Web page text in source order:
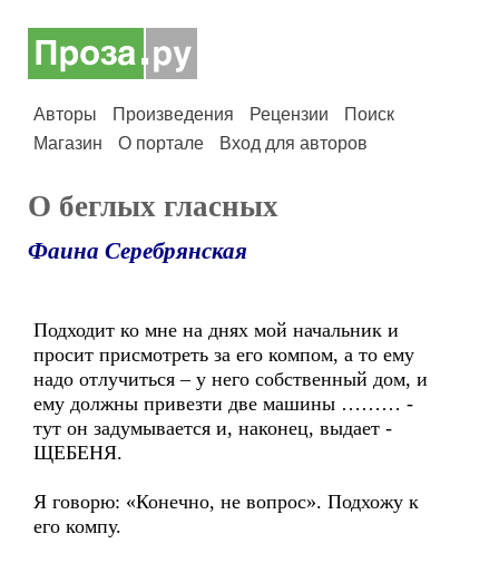
Авторы Произведения Рецензии
Поиск
Магазин
О портале Вход для авторов
О беглых гласных
Фаина Серебрянская
Подходит ко мне на днях мой начальник и
просит присмотреть за его компом, а то ему
надо отлучиться – у него собственный дом, и
ему должны привезти две машины ……… -
тут он задумывается и, наконец, выдает -
ЩЕБЕНЯ.
Я говорю: «Конечно, не вопрос». Подхожу к
его компу.